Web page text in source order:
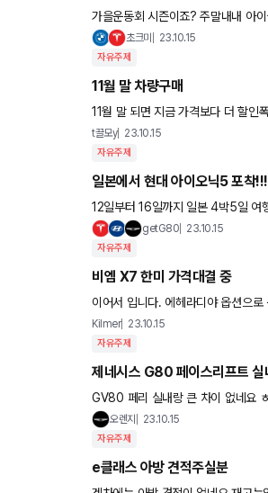
가을운동회 시즌이죠? 주말내내 아
토요일. 코로나 이후 4년만의 유치원
초크미 23.10.15
자유주제
11월 말 차량구매
11월 말 되면 지금 가격보다 더 할인
t끌모y 23.10.15
자유주제
일본에서 현대 아이오닉5 포착!!!
12일부터 16일까지 일본 4박5일 여
일본에서 무려 3대나 봤네요. 첫날
getG80 23.10.15
자유주제
비엠 X7 한미 가격대결 중
이어서 입니다. 에헤라디야 옵션으로 구성하되, 하만 카돈 오디오는 그대로 유지하는 방향으로 뽑은 결과입니다. 기
Kilmer 23.10.15
자유주제
제네시스 G80 페이스리프트 실
GV80 페리 실내랑 큰 차이 없네요
오렌지 23.10.15
자유주제
e클래스 아방 견적주실분